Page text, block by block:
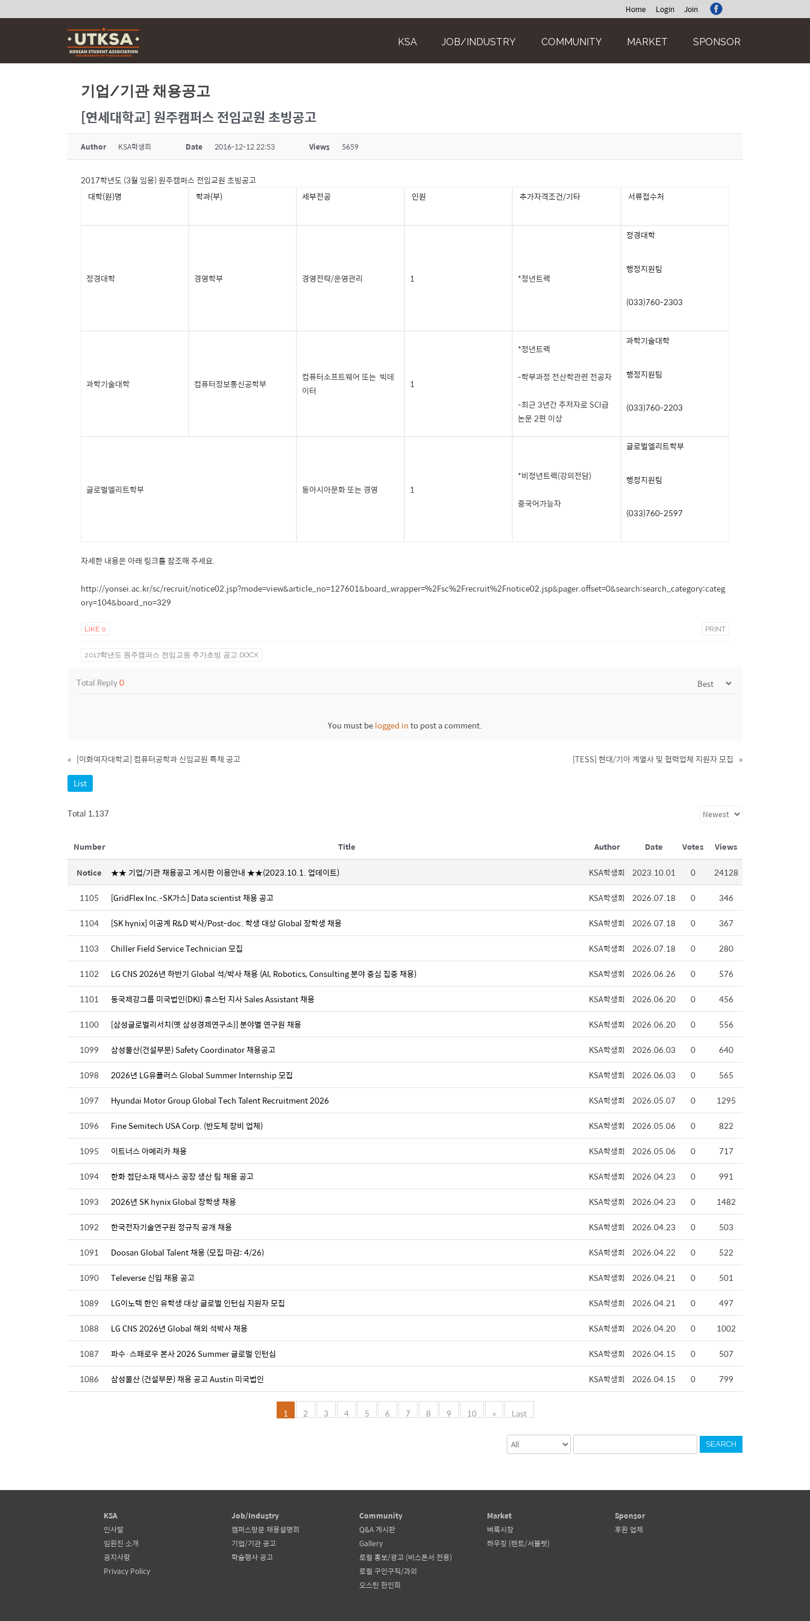
Home Login Join
KSA JOB/INDUSTRY COMMUNITY MARKET SPONSOR
기업/기관 채용공고
[연세대학교] 원주캠퍼스 전임교원 초빙공고
Author KSA학생회 Date 2016-12-12 22:53 Views 5659
2017학년도 (3월 임용) 원주캠퍼스 전임교원 초빙공고
대학(원)명
학과(부) 세부전공 인원 추가자격조건/기타 서류접수처
정경대학 경영학부 경영전략/운영관리 1 *정년트랙
정경대학
행정지원팀
(033)760-2303
과학기술대학 컴퓨터정보통신공학부
컴퓨터소프트웨어 또는 빅데
이터
1
*정년트랙
-학부과정 전산학관련 전공자
-최근 3년간 주저자로 SCI급
논문 2편 이상
과학기술대학
행정지원팀
(033)760-2203
글로벌엘리트학부 동아시아문화 또는 경영 1
*비정년트랙(강의전담)
중국어가능자
글로벌엘리트학부
행정지원팀
(033)760-2597
자세한 내용은 아래 링크를 참조해 주세요.
http://yonsei.ac.kr/sc/recruit/notice02.jsp?mode=view&article_no=127601&board_wrapper=%2Fsc%2Frecruit%2Fnotice02.jsp&pager.offset=0&search:search_category:categ
ory=104&board_no=329
LIKE 0 PRINT
2017학년도 원주캠퍼스 전임교원 추가초빙 공고.DOCX
Total Reply0
You must belogged into post a comment.
« [이화여자대학교] 컴퓨터공학과 신임교원 특채 공고 [TESS] 현대/기아 계열사 및 협력업체 지원자 모집 »
List
Total 1,137
Number Title Author Date Votes Views
Notice ★★ 기업/기관 채용공고 게시판 이용안내 ★★(2023.10.1. 업데이트) KSA학생회 2023.10.01 0
24128
1105
[GridFlex Inc.-SK가스] Data scientist 채용 공고 KSA학생회 2026.07.18 0
346
1104
[SK hynix] 이공계 R&D 박사/Post-doc. 학생 대상 Global 장학생 채용 KSA학생회 2026.07.18 0
367
1103
Chiller Field Service Technician 모집 KSA학생회 2026.07.18 0
280
1102
LG CNS 2026년 하반기 Global 석/박사 채용 (AI, Robotics, Consulting 분야 중심 집중 채용) KSA학생회 2026.06.26 0
576
1101
동국제강그룹 미국법인(DKI) 휴스턴 지사 Sales Assistant 채용 KSA학생회 2026.06.20 0
456
1100
[삼성글로벌리서치(옛 삼성경제연구소)] 분야별 연구원 채용 KSA학생회 2026.06.20 0
556
1099
삼성물산(건설부문) Safety Coordinator 채용공고 KSA학생회 2026.06.03 0
640
1098
2026년 LG유플러스 Global Summer Internship 모집 KSA학생회 2026.06.03 0
565
1097
Hyundai Motor Group Global Tech Talent Recruitment 2026 KSA학생회 2026.05.07 0
1295
1096
Fine Semitech USA Corp. (반도체 장비 업체) KSA학생회 2026.05.06 0
822
1095
이트너스 아메리카 채용 KSA학생회 2026.05.06 0
717
1094
한화 첨단소재 텍사스 공장 생산 팀 채용 공고 KSA학생회 2026.04.23 0
991
1093
2026년 SK hynix Global 장학생 채용 KSA학생회 2026.04.23 0
1482
1092
한국전자기술연구원 정규직 공개 채용 KSA학생회 2026.04.23 0
503
1091
Doosan Global Talent 채용 (모집 마감: 4/26) KSA학생회 2026.04.22 0
522
1090
Televerse 신입 채용 공고 KSA학생회 2026.04.21 0
501
1089
LG이노텍 한인 유학생 대상 글로벌 인턴십 지원자 모집 KSA학생회 2026.04.21 0
497
1088
LG CNS 2026년 Global 해외 석박사 채용 KSA학생회 2026.04.20 0
1002
1087
파수·스패로우 본사 2026 Summer 글로벌 인턴십 KSA학생회 2026.04.15 0
507
1086
삼성물산 (건설부문) 채용 공고 Austin 미국법인 KSA학생회 2026.04.15 0 799
1 2 3 4 5 6 7 8 9 10 » Last
SEARCH
KSA
인사말
임원진 소개
공지사항
Privacy Policy
Job/Industry
캠퍼스방문 채용설명회
기업/기관 공고
학술행사 공고
Community
Q&A 게시판
Gallery
로컬 홍보/광고 (비스폰서 전용)
로컬 구인구직/과외
오스틴 한인회
Market
벼룩시장
하우징 (렌트/서블렛)
Sponsor
후원 업체